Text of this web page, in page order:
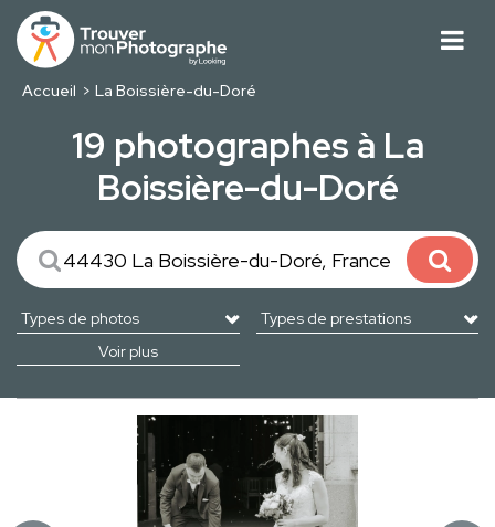
Accueil La Boissière-du-Doré
19 photographes à La
Boissière-du-Doré
Voir plus